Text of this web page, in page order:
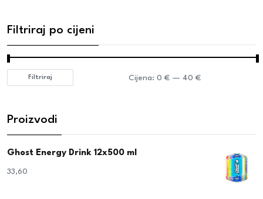
Filtriraj po cijeni
Filtriraj Cijena: 0 € — 40 €
Proizvodi
Ghost Energy Drink 12x500 ml
33,60